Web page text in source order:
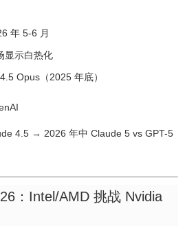
年 5-6 月
显示白热化
Opus（2025 年底）
4.5 → 2026 年中 Claude 5 vs GPT-5
：Intel/AMD 挑战 Nvidia